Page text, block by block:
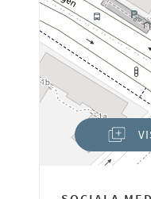
(ÖPPNAS I NYTT